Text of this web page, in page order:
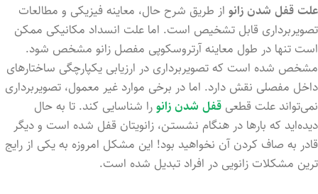
علت قفل شدن زانو از طریق شرح حال، معاینه فیزیکی و مطالعات
تصویربرداری قابل تشخیص است. اما علت انسداد مکانیکی ممکن
است تنها در طول معاینه آرتروسکوپی مفصل زانو مشخص شود.
مشخص شد‌ه است که تصویربرداری در ارزیابی یکپارچگی ساختارهای
داخل مفصلی نقش دارد. اما در برخی موارد غیر معمول، تصویربرداری
نمی‌تواند علت قطعی قفل شدن زانورا شناسایی کند. تا به حال
دید‌ه‌اید که بارها در هنگام نشستـن، زانویتان قفل شد‌ه است و دیگر
قادر به صاف کردن آن نخواهید بود! این مشکل امروز‌ه به یکی از رایج
ترین مشکلات زانویی در افراد تبدیل شد‌‌ه است.